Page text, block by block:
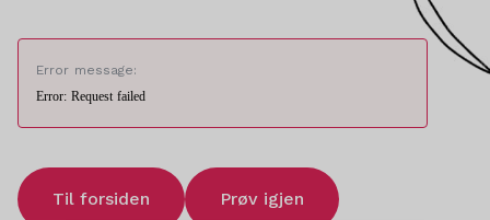
Error message:
Error: Request failed
Til forsiden Prøv igjen